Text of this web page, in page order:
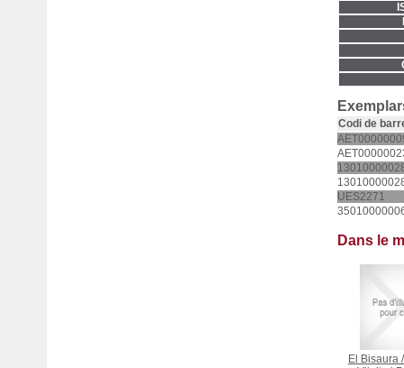
Codi de
UES2271
Dans le
El Bisaura /